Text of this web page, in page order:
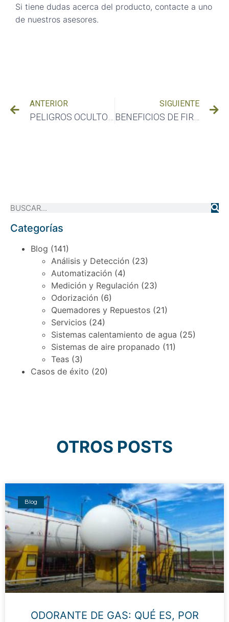
Si tiene dudas acerca del producto, contacte a uno
de nuestros asesores.
ANTERIOR SIGUIENTE
Categorías
Blog (141)
Análisis y Detección (23)
Automatización (4)
Medición y Regulación (23)
Odorización (6)
Quemadores y Repuestos (21)
Servicios (24)
Sistemas calentamiento de agua (25)
Sistemas de aire propanado (11)
Teas (3)
Casos de éxito (20)
OTROS POSTS
Blog
ODORANTE DE GAS: QUÉ ES, POR